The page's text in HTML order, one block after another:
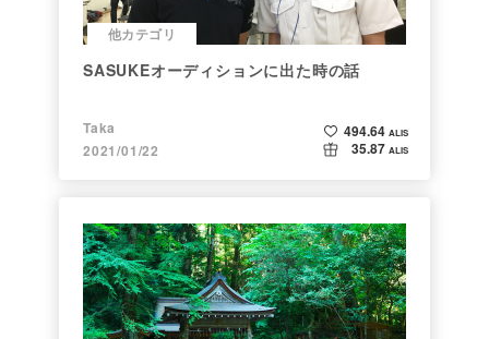
他カテゴリ
SASUKEオーディションに出た時の話
Taka
2021/01/22
494.64 ALIS
35.87 ALIS